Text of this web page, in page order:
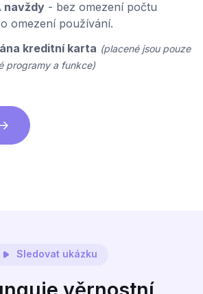
navždy - bez omezení počtu
omezení používání.
kreditní karta (placené jsou pouze
programy a funkce)
Sledovat ukázku